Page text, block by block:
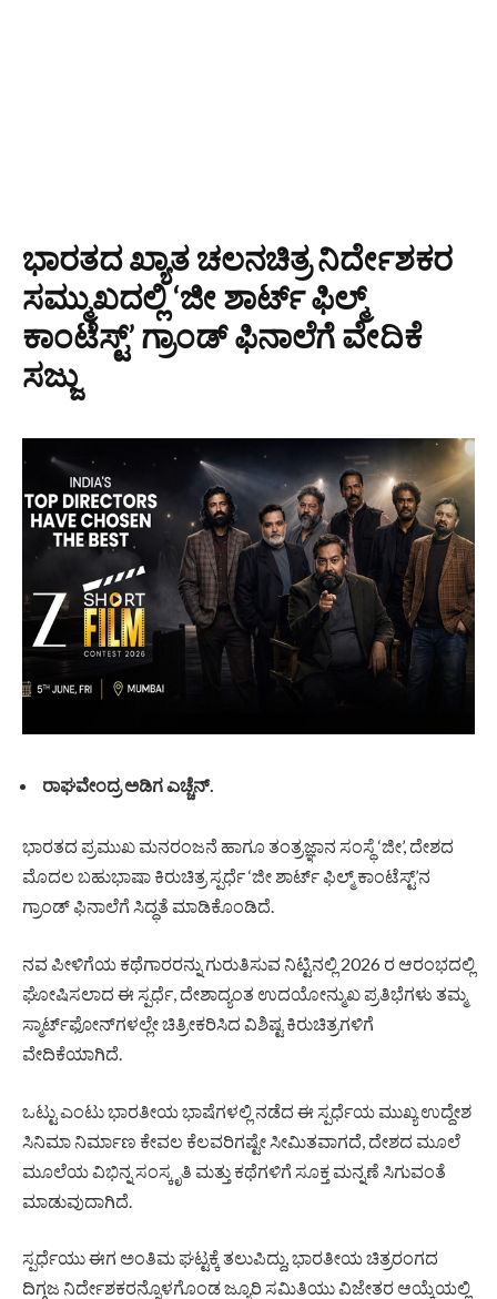
ಭಾರತದ ಖ್ಯಾತ ಚಲನಚಿತ್ರ ನಿರ್ದೇಶಕರ
ಸಮ್ಮುಖದಲ್ಲಿ ‘ಜೀ ಶಾರ್ಟ್ ಫಿಲ್ಮ್
ಕಾಂಟೆಸ್ಟ್’ ಗ್ರಾಂಡ್ ಫಿನಾಲೆಗೆ ವೇದಿಕೆ
ಸಜ್ಜು
ರಾಘವೇಂದ್ರ ಅಡಿಗ ಎಚ್ಚೆನ್.
ಭಾರತದ ಪ್ರಮುಖ ಮನರಂಜನೆ ಹಾಗೂ ತಂತ್ರಜ್ಞಾನ ಸಂಸ್ಥೆ ‘ಜೀ’, ದೇಶದ
ಮೊದಲ ಬಹುಭಾಷಾ ಕಿರುಚಿತ್ರ ಸ್ಪರ್ಧೆ ‘ಜೀ ಶಾರ್ಟ್ ಫಿಲ್ಮ್ ಕಾಂಟೆಸ್ಟ್’ನ
ಗ್ರಾಂಡ್ ಫಿನಾಲೆಗೆ ಸಿದ್ಧತೆ ಮಾಡಿಕೊಂಡಿದೆ.
ನವ ಪೀಳಿಗೆಯ ಕಥೆಗಾರರನ್ನು ಗುರುತಿಸುವ ನಿಟ್ಟಿನಲ್ಲಿ 2026 ರ ಆರಂಭದಲ್ಲಿ
ಘೋಷಿಸಲಾದ ಈ ಸ್ಪರ್ಧೆ, ದೇಶಾದ್ಯಂತ ಉದಯೋನ್ಮುಖ ಪ್ರತಿಭೆಗಳು ತಮ್ಮ
ಸ್ಮಾರ್ಟ್‌ಫೋನ್‌ಗಳಲ್ಲೇ ಚಿತ್ರೀಕರಿಸಿದ ವಿಶಿಷ್ಟ ಕಿರುಚಿತ್ರಗಳಿಗೆ
ವೇದಿಕೆಯಾಗಿದೆ.
ಒಟ್ಟು ಎಂಟು ಭಾರತೀಯ ಭಾಷೆಗಳಲ್ಲಿ ನಡೆದ ಈ ಸ್ಪರ್ಧೆಯ ಮುಖ್ಯ ಉದ್ದೇಶ
ಸಿನಿಮಾ ನಿರ್ಮಾಣ ಕೇವಲ ಕೆಲವರಿಗಷ್ಟೇ ಸೀಮಿತವಾಗದೆ, ದೇಶದ ಮೂಲೆ
ಮೂಲೆಯ ವಿಭಿನ್ನ ಸಂಸ್ಕೃತಿ ಮತ್ತು ಕಥೆಗಳಿಗೆ ಸೂಕ್ತ ಮನ್ನಣೆ ಸಿಗುವಂತೆ
ಮಾಡುವುದಾಗಿದೆ.
ಸ್ಪರ್ಧೆಯು ಈಗ ಅಂತಿಮ ಘಟ್ಟಕ್ಕೆ ತಲುಪಿದ್ದು, ಭಾರತೀಯ ಚಿತ್ರರಂಗದ
ದಿಗ್ಗಜ ನಿರ್ದೇಶಕರನ್ನೊಳಗೊಂಡ ಜ್ಯೂರಿ ಸಮಿತಿಯು ವಿಜೇತರ ಆಯ್ಕೆಯಲ್ಲಿ